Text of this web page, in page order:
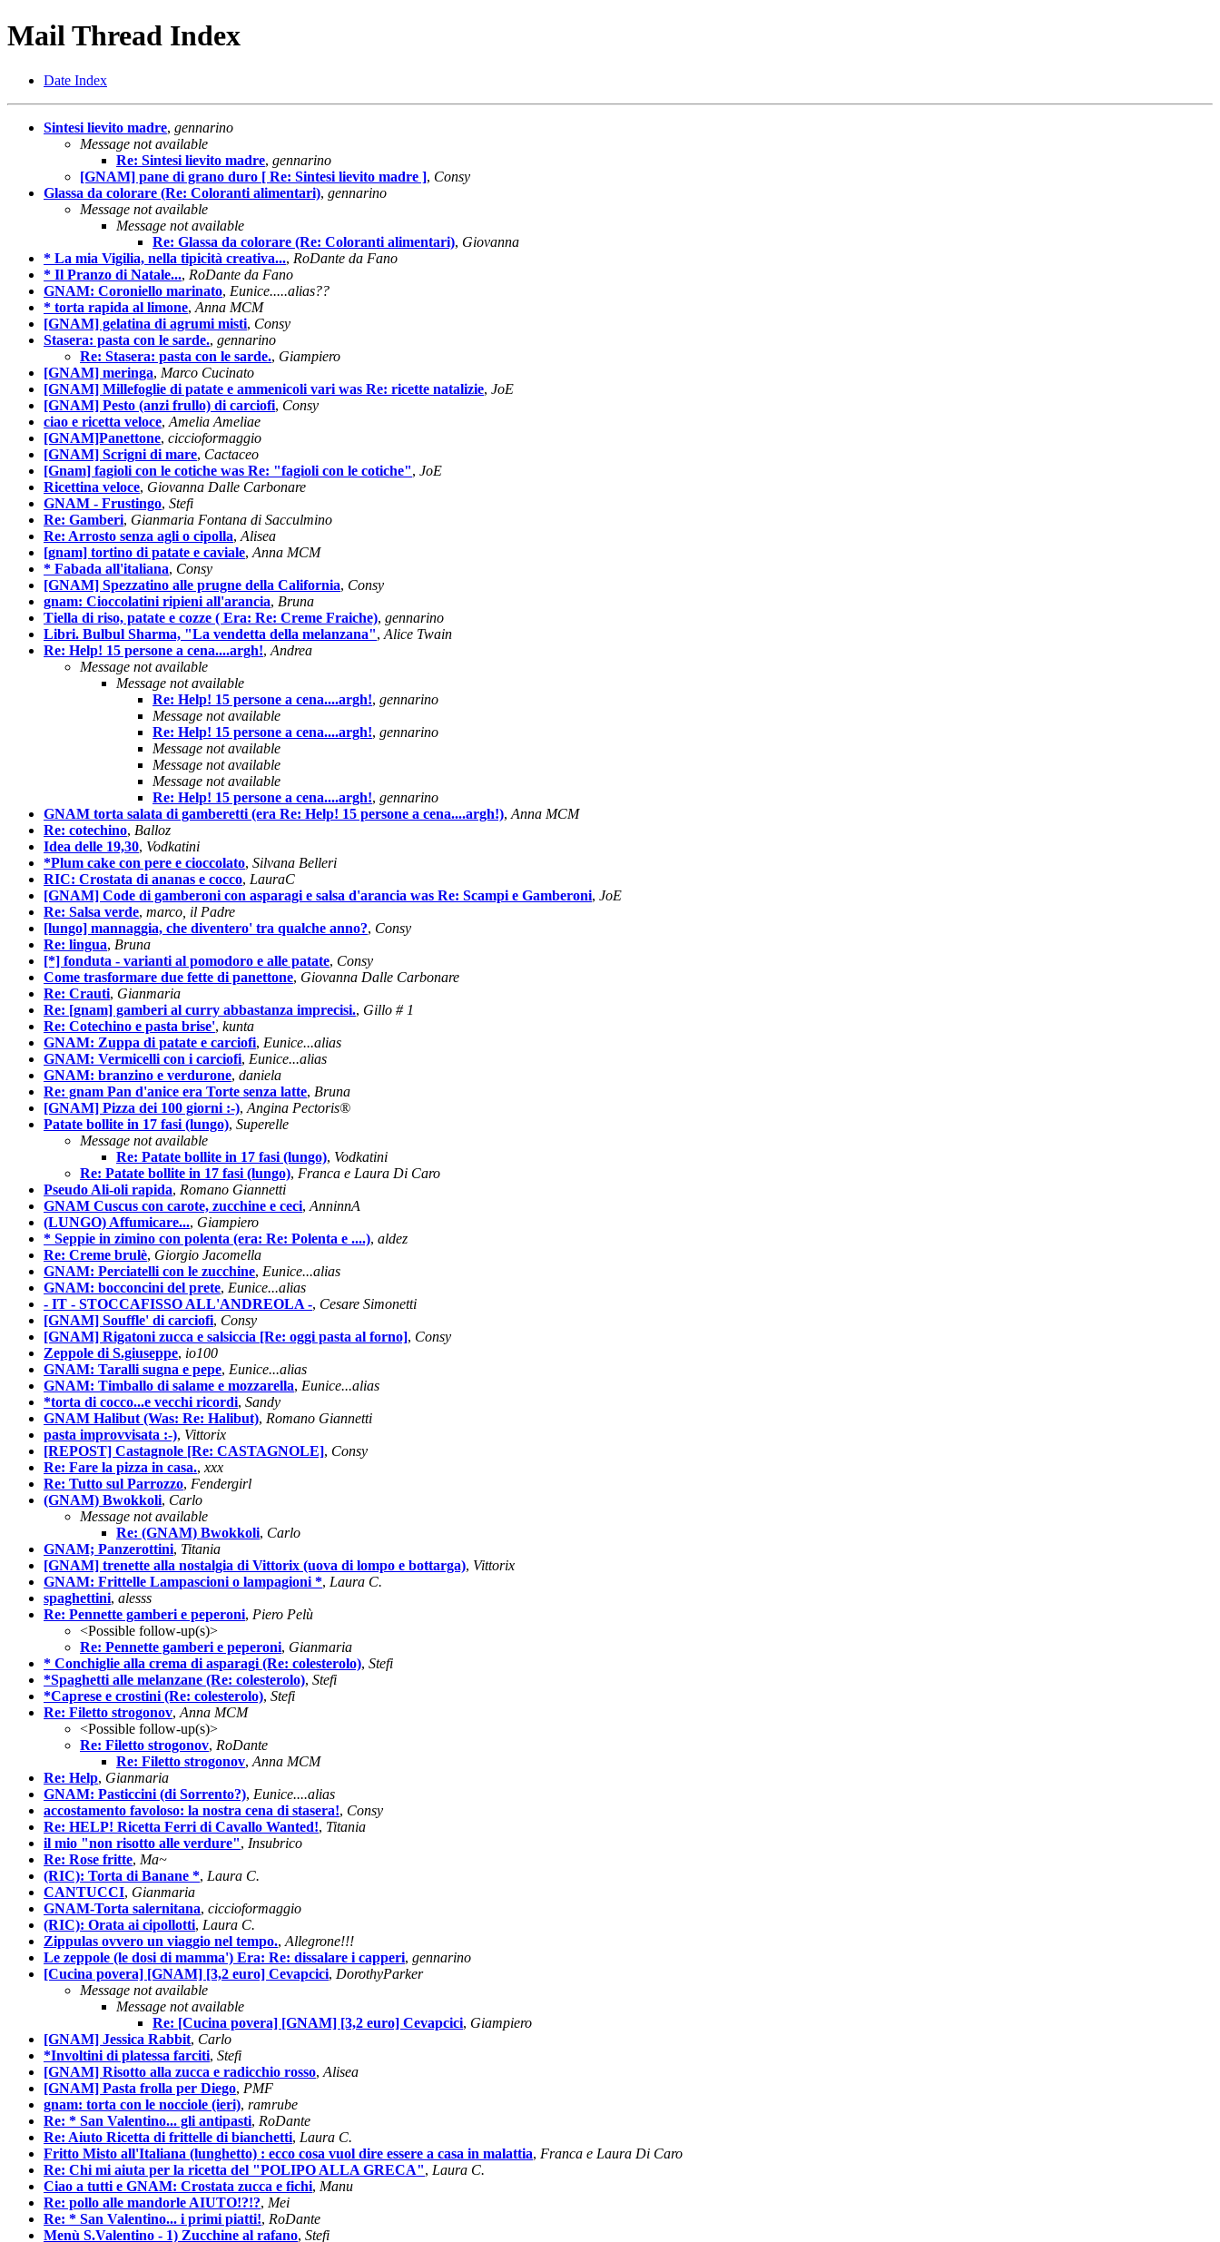
Mail Thread Index
Date Index
Sintesi lievito madre, gennarino
Message not available
Re: Sintesi lievito madre, gennarino
[GNAM] pane di grano duro [ Re: Sintesi lievito madre ], Consy
Glassa da colorare (Re: Coloranti alimentari), gennarino
Message not available
Message not available
Re: Glassa da colorare (Re: Coloranti alimentari), Giovanna
* La mia Vigilia, nella tipicità creativa..., RoDante da Fano
* Il Pranzo di Natale..., RoDante da Fano
GNAM: Coroniello marinato, Eunice.....alias??
* torta rapida al limone, Anna MCM
[GNAM] gelatina di agrumi misti, Consy
Stasera: pasta con le sarde., gennarino
Re: Stasera: pasta con le sarde., Giampiero
[GNAM] meringa, Marco Cucinato
[GNAM] Millefoglie di patate e ammenicoli vari was Re: ricette natalizie, JoE
[GNAM] Pesto (anzi frullo) di carciofi, Consy
ciao e ricetta veloce, Amelia Ameliae
[GNAM]Panettone, ciccioformaggio
[GNAM] Scrigni di mare, Cactaceo
[Gnam] fagioli con le cotiche was Re: "fagioli con le cotiche", JoE
Ricettina veloce, Giovanna Dalle Carbonare
GNAM - Frustingo, Stefi
Re: Gamberi, Gianmaria Fontana di Sacculmino
Re: Arrosto senza agli o cipolla, Alisea
[gnam] tortino di patate e caviale, Anna MCM
* Fabada all'italiana, Consy
[GNAM] Spezzatino alle prugne della California, Consy
gnam: Cioccolatini ripieni all'arancia, Bruna
Tiella di riso, patate e cozze ( Era: Re: Creme Fraiche), gennarino
Libri. Bulbul Sharma, "La vendetta della melanzana", Alice Twain
Re: Help! 15 persone a cena....argh!, Andrea
Message not available
Message not available
Re: Help! 15 persone a cena....argh!, gennarino
Message not available
Re: Help! 15 persone a cena....argh!, gennarino
Message not available
Message not available
Message not available
Re: Help! 15 persone a cena....argh!, gennarino
GNAM torta salata di gamberetti (era Re: Help! 15 persone a cena....argh!), Anna MCM
Re: cotechino, Balloz
Idea delle 19,30, Vodkatini
*Plum cake con pere e cioccolato, Silvana Belleri
RIC: Crostata di ananas e cocco, LauraC
[GNAM] Code di gamberoni con asparagi e salsa d'arancia was Re: Scampi e Gamberoni, JoE
Re: Salsa verde, marco, il Padre
[lungo] mannaggia, che diventero' tra qualche anno?, Consy
Re: lingua, Bruna
[*] fonduta - varianti al pomodoro e alle patate, Consy
Come trasformare due fette di panettone, Giovanna Dalle Carbonare
Re: Crauti, Gianmaria
Re: [gnam] gamberi al curry abbastanza imprecisi., Gillo # 1
Re: Cotechino e pasta brise', kunta
GNAM: Zuppa di patate e carciofi, Eunice...alias
GNAM: Vermicelli con i carciofi, Eunice...alias
GNAM: branzino e verdurone, daniela
Re: gnam Pan d'anice era Torte senza latte, Bruna
[GNAM] Pizza dei 100 giorni :-), Angina Pectoris®
Patate bollite in 17 fasi (lungo), Superelle
Message not available
Re: Patate bollite in 17 fasi (lungo), Vodkatini
Re: Patate bollite in 17 fasi (lungo), Franca e Laura Di Caro
Pseudo Ali-oli rapida, Romano Giannetti
GNAM Cuscus con carote, zucchine e ceci, AnninnA
(LUNGO) Affumicare..., Giampiero
* Seppie in zimino con polenta (era: Re: Polenta e ....), aldez
Re: Creme brulè, Giorgio Jacomella
GNAM: Perciatelli con le zucchine, Eunice...alias
GNAM: bocconcini del prete, Eunice...alias
- IT - STOCCAFISSO ALL'ANDREOLA -, Cesare Simonetti
[GNAM] Souffle' di carciofi, Consy
[GNAM] Rigatoni zucca e salsiccia [Re: oggi pasta al forno], Consy
Zeppole di S.giuseppe, io100
GNAM: Taralli sugna e pepe, Eunice...alias
GNAM: Timballo di salame e mozzarella, Eunice...alias
*torta di cocco...e vecchi ricordi, Sandy
GNAM Halibut (Was: Re: Halibut), Romano Giannetti
pasta improvvisata :-), Vittorix
[REPOST] Castagnole [Re: CASTAGNOLE], Consy
Re: Fare la pizza in casa., xxx
Re: Tutto sul Parrozzo, Fendergirl
(GNAM) Bwokkoli, Carlo
Message not available
Re: (GNAM) Bwokkoli, Carlo
GNAM; Panzerottini, Titania
[GNAM] trenette alla nostalgia di Vittorix (uova di lompo e bottarga), Vittorix
GNAM: Frittelle Lampascioni o lampagioni *, Laura C.
spaghettini, alesss
Re: Pennette gamberi e peperoni, Piero Pelù
<Possible follow-up(s)>
Re: Pennette gamberi e peperoni, Gianmaria
* Conchiglie alla crema di asparagi (Re: colesterolo), Stefi
*Spaghetti alle melanzane (Re: colesterolo), Stefi
*Caprese e crostini (Re: colesterolo), Stefi
Re: Filetto strogonov, Anna MCM
<Possible follow-up(s)>
Re: Filetto strogonov, RoDante
Re: Filetto strogonov, Anna MCM
Re: Help, Gianmaria
GNAM: Pasticcini (di Sorrento?), Eunice....alias
accostamento favoloso: la nostra cena di stasera!, Consy
Re: HELP! Ricetta Ferri di Cavallo Wanted!, Titania
il mio "non risotto alle verdure", Insubrico
Re: Rose fritte, Ma~
(RIC): Torta di Banane *, Laura C.
CANTUCCI, Gianmaria
GNAM-Torta salernitana, ciccioformaggio
(RIC): Orata ai cipollotti, Laura C.
Zippulas ovvero un viaggio nel tempo., Allegrone!!!
Le zeppole (le dosi di mamma') Era: Re: dissalare i capperi, gennarino
[Cucina povera] [GNAM] [3,2 euro] Cevapcici, DorothyParker
Message not available
Message not available
Re: [Cucina povera] [GNAM] [3,2 euro] Cevapcici, Giampiero
[GNAM] Jessica Rabbit, Carlo
*Involtini di platessa farciti, Stefi
[GNAM] Risotto alla zucca e radicchio rosso, Alisea
[GNAM] Pasta frolla per Diego, PMF
gnam: torta con le nocciole (ieri), ramrube
Re: * San Valentino... gli antipasti, RoDante
Re: Aiuto Ricetta di frittelle di bianchetti, Laura C.
Fritto Misto all'Italiana (lunghetto) : ecco cosa vuol dire essere a casa in malattia, Franca e Laura Di Caro
Re: Chi mi aiuta per la ricetta del "POLIPO ALLA GRECA", Laura C.
Ciao a tutti e GNAM: Crostata zucca e fichi, Manu
Re: pollo alle mandorle AIUTO!?!?, Mei
Re: * San Valentino... i primi piatti!, RoDante
Menù S.Valentino - 1) Zucchine al rafano, Stefi